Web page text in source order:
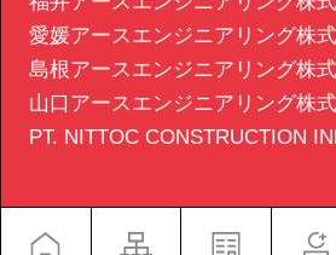
愛媛アースエンジニアリング株
島根アースエンジニアリング株
山口アースエンジニアリング株
PT. NITTOC CONSTRUCTION